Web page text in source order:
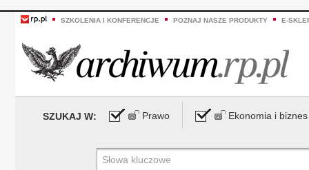
SZKOLENIA I KONFERENCJE POZNAJ NASZE PRODUKTY E-
SZUKAJ W: Prawo Ekonomia i biznes